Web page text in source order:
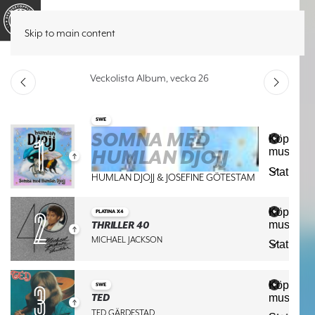
Skip to main content
Veckolista Album, vecka 26
SWE
SOMNA MED
HUMLAN DJOJJ
HUMLAN DJOJJ & JOSEFINE GÖTESTAM
Köp
musiken
Stäng
du
Statistik
PLATINA X4
THRILLER 40
MICHAEL JACKSON
Köp
musiken
Stäng
du
Statistik
SWE
TED
TED GÄRDESTAD
Köp
musiken
Stäng